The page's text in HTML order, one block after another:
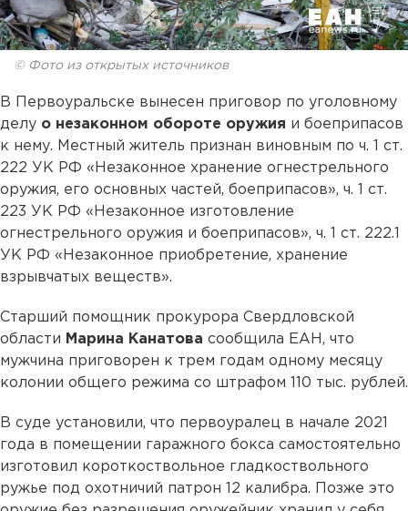
© Фото из открытых источников
В Первоуральске вынесен приговор по уголовному
делу о незаконном обороте оружия и боеприпасов
к нему. Местный житель признан виновным по ч. 1 ст.
222 УК РФ «Незаконное хранение огнестрельного
оружия, его основных частей, боеприпасов», ч. 1 ст.
223 УК РФ «Незаконное изготовление
огнестрельного оружия и боеприпасов», ч. 1 ст. 222.1
УК РФ «Незаконное приобретение, хранение
взрывчатых веществ».
Старший помощник прокурора Свердловской
области Марина Канатова сообщила ЕАН, что
мужчина приговорен к трем годам одному месяцу
колонии общего режима со штрафом 110 тыс. рублей.
В суде установили, что первоуралец в начале 2021
года в помещении гаражного бокса самостоятельно
изготовил короткоствольное гладкоствольного
ружье под охотничий патрон 12 калибра. Позже это